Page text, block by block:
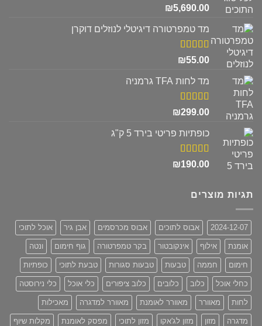
דורג5.00
₪5,690.00
מד טמפרטורה דיגיטלי לנוזלים דוקרן
דורג5.00
₪55.00
מד לחות TFA גרמניה
דורג5.00
₪299.00
כופתיות פריטי בירד 5 ק"ג
דורג5.00
₪190.00
תגיות מוצרים
2024-12-07 אבוס לתוכים אבוס מכרסמים אבן גיר אוכל לתוכי
אומנת אילוף אינקובטור בקר טמפרטורה גוף חימום ונטה
חימום חממה טבעות טבעות סגורות טבעת לתוכי כופתיות
כחלי אוכל כלוב כלובים כלוב ציפורים כלי אוכל כלי נירוסטה
לחות מאוורר מאוורר לאומנת מאוורר למדגרה מאכילות
מדגרה מזון מזון לג'אקו מזון לתוכי מפסק לאומנת מקלות שיוף